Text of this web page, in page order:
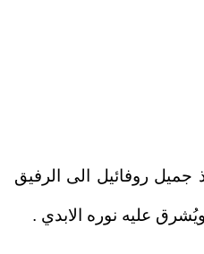
جميل روفائيل الى الرفيق
عليه نوره الابدي .